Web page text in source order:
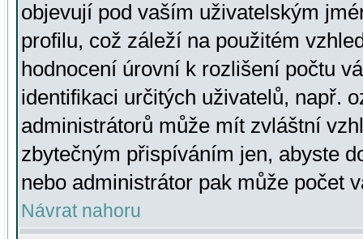
objevují pod vaším uživatelským
profilu, což záleží na použitém
hodnocení úrovní k rozlišení počtu
identifikaci určitých uživatelů, např.
administrátorů může mít zvláštní
zbytečným přispíváním jen, abyste
nebo administrátor pak může počet
Návrat nahoru